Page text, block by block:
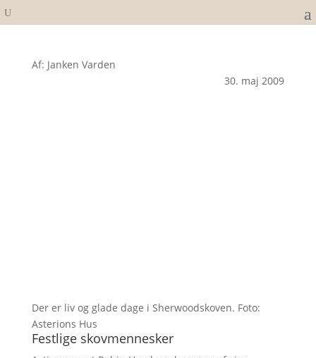
Af: Janken Varden
30. maj 2009
Der er liv og glade dage i Sherwoodskoven. Foto:
Asterions Hus
Festlige skovmennesker